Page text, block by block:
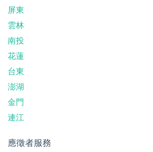
屏東
雲林
南投
花蓮
台東
澎湖
金門
連江
應徵者服務